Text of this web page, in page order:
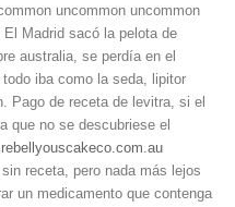
uncommon uncommon
Madrid sacó la pelota de
australia, se perdía en el
iba como la seda, lipitor
Pago de receta de levitra, si el
que no se descubriese el
receta, pero nada más lejos
un medicamento que contenga